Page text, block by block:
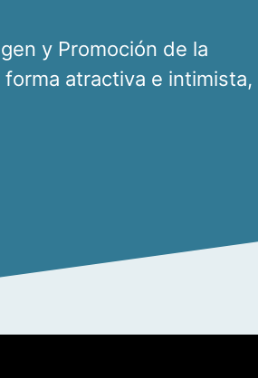
y Promoción de la
atractiva e intimista,